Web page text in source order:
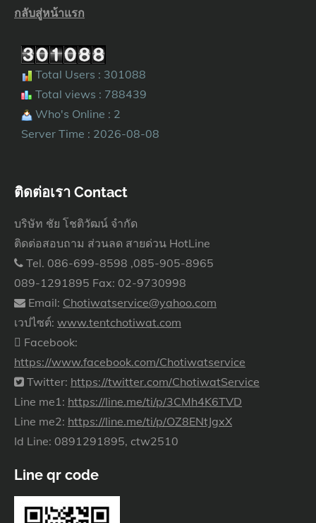
กลับสู่หน้าแรก
Total Users : 301088
Total views : 788439
Who's Online : 2
Server Time : 2026-08-08
ติดต่อเรา Contact
บริษัท ชัย โชติวัฒน์ จำกัด
ติดต่อสอบถาม ส่วนลด สายด่วน HotLine
Tel. 086-699-8598 ,085-905-8965
089-1291895 Fax: 02-9730998
Email: Chotiwatservice@yahoo.com
เวปไซต์: www.tentchotiwat.com
Facebook:
https://www.facebook.com/Chotiwatservice
Twitter: https://twitter.com/ChotiwatService
Line me1: https://line.me/ti/p/3CMh4K6TVD
Line me2: https://line.me/ti/p/OZ8ENtJgxX
Id Line: 0891291895, ctw2510
Line qr code